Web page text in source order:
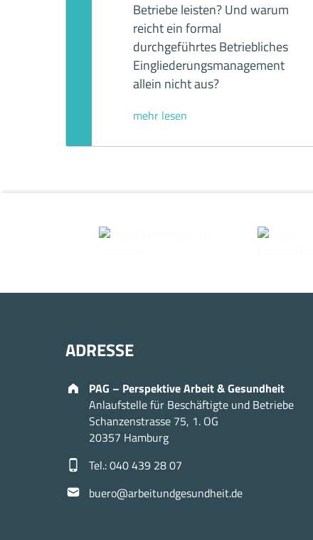
Betriebe leisten? Und warum
reicht ein formal
durchgeführtes Betriebliches
Eingliederungsmanagement
allein nicht aus?
ADRESSE
Address:
PAG – Perspektive Arbeit & Gesundheit
Anlaufstelle für Beschäftigte und Betriebe
Schanzenstrasse 75, 1. OG
20357 Hamburg
Phone number:
Tel.: 040 439 28 07
Email address:
buero@arbeitundgesundheit.de